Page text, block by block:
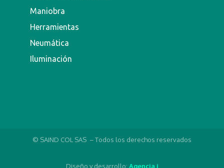
Maniobra
Herramientas
Neumática
Iluminación
© SAIND COL SAS – Todos los derechos reservados
Diseño y desarrollo: Agencia i